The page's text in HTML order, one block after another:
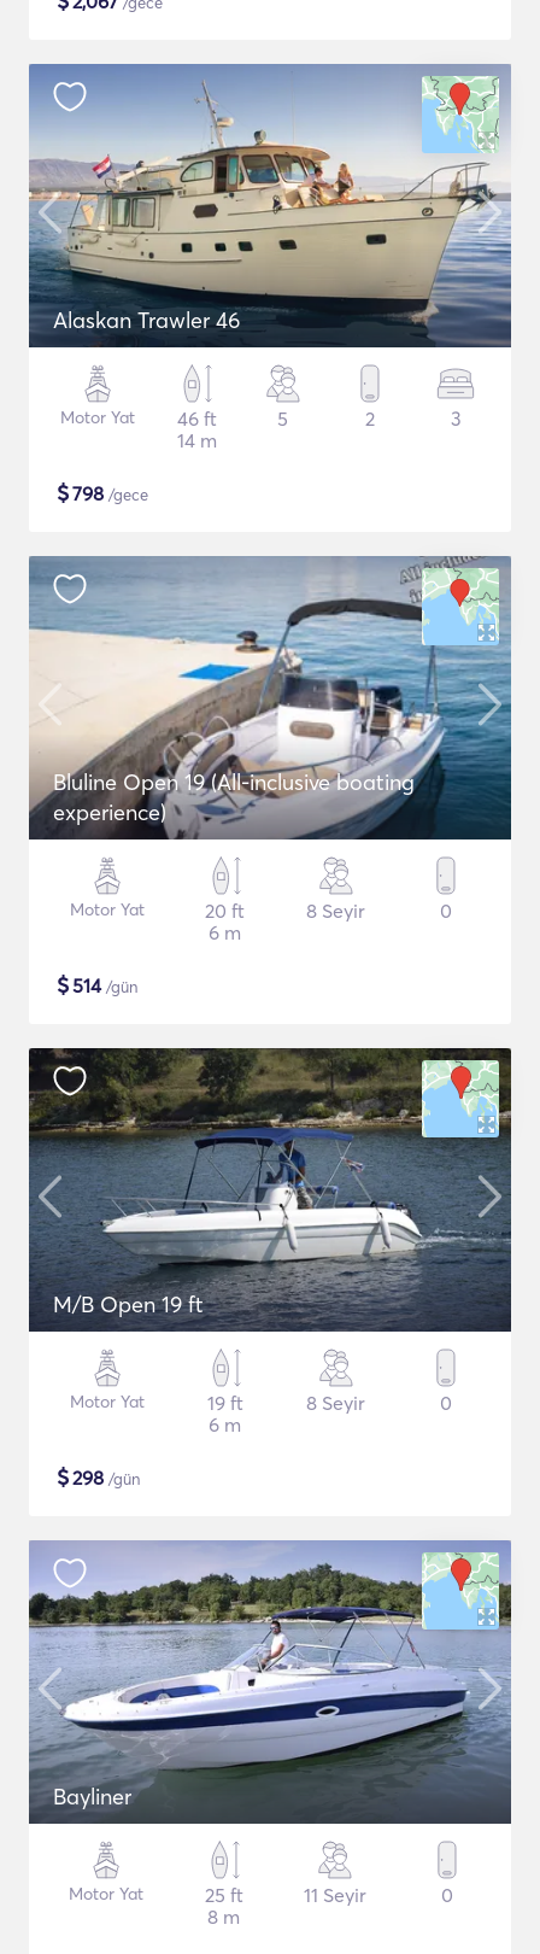
Alaskan Trawler 46
Motor Yat
46 ft
14 m
5 2 3
$798 /gece
Bluline Open 19 (All-inclusive boating
experience)
Motor Yat
20 ft
6 m
8 Seyir 0
$514/gün
M/B Open 19 ft
Motor Yat
19 ft
6 m
8 Seyir 0
$298 /gün
Bayliner
Motor Yat
25 ft
8 m
11 Seyir 0